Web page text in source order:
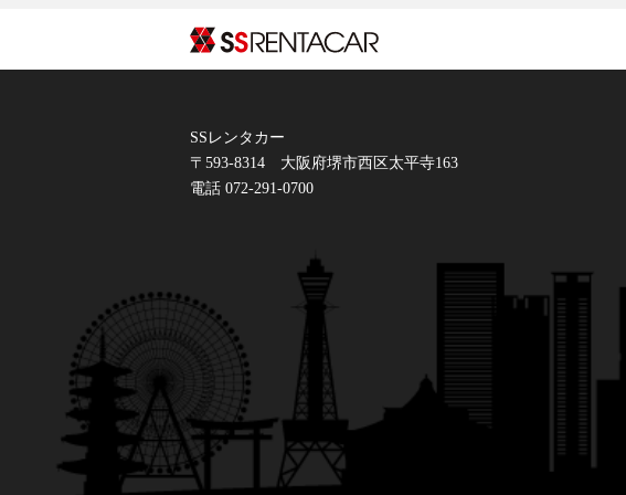
SSレンタカー
〒593-8314 大阪府堺市西区太平寺163
電話 072-291-0700